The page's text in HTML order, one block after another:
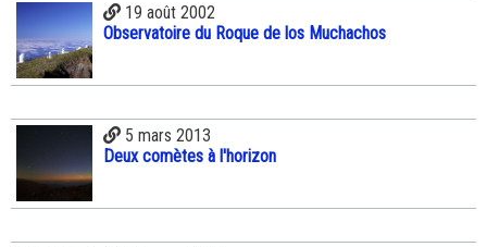
19 août 2002
Observatoire du Roque de los Muchachos
5 mars 2013
Deux comètes à l'horizon